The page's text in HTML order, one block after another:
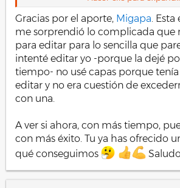
por que soy bastante caótico en el
una forma definida de hacerlo y
imagen a tratar y de la idea que llevo
Lo primero que suelo hacer es el
Blancos, que es una de las cosas que
por alto y que pienso que tiene su
En que caso me he decido por revelar
(máscaras), sobre todo la parte del
con los demás objetos he ido creando
capas se han creado) para ir separando
darles un tratamiento por separado.
Al final he dado algunos retoques,
Gracias por el aporte, Migapa. Esta
me sorprendió lo complicada que
para editar para lo sencilla que
intenté editar yo -porque la dejé
tiempo- no usé capas porque
editar y no era cuestión de
con una.
A ver si ahora, con más tiempo,
con más éxito. Tu ya has ofrecido
qué conseguimos